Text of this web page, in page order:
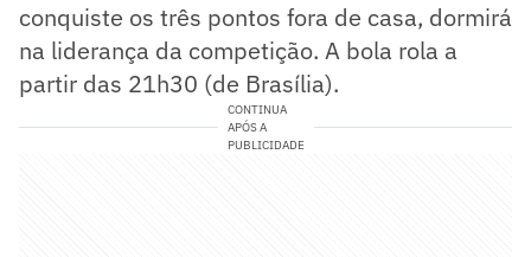
conquiste os três pontos fora de casa, dormirá
na liderança da competição. A bola rola a
partir das 21h30 (de Brasília).
CONTINUA
APÓS A
PUBLICIDADE